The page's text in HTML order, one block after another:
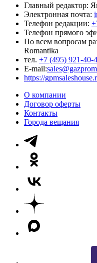
Главный редактор:
Электронная почта:
Телефон редакции:
Телефон прямого
По всем вопросам
Romantika
тел. +7 (495) 921-40-
E-mail:
https://
О компании
Договор оферты
Контакты
Города вещания